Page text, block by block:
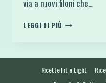
via a nuovi filoni che…
LEGGI DI PIÙ MINI
PANNA
Ricette Fit e Light